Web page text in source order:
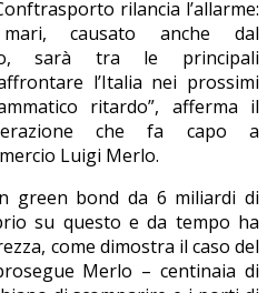
rilancia l’allarme:
mari, causato anche dal
sarà tra le principali
l’Italia nei prossimi
ritardo”, afferma il
che fa capo a
Luigi Merlo.
green bond da 6 miliardi di
su questo e da tempo ha
come dimostra il caso del
Merlo – centinaia di